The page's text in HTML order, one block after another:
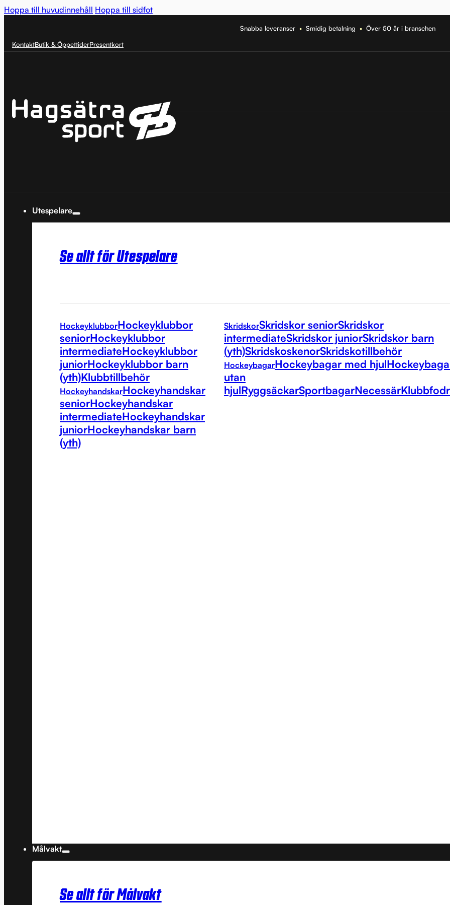
Hoppa till huvudinnehåll Hoppa till sidfot
Snabba leveranser •Smidig betalning •Över 50 år i branschen
KontaktButik & ÖppettiderPresentkort
Utespelare
Se allt för Utespelare
HockeyklubborHockeyklubbor
seniorHockeyklubbor
intermediateHockeyklubbor
juniorHockeyklubbor barn
(yth)Klubbtillbehör
HockeyhandskarHockeyhandskar
seniorHockeyhandskar
intermediateHockeyhandskar
juniorHockeyhandskar barn
(yth)
SkridskorSkridskor seniorSkridskor
intermediateSkridskor juniorSkridskor barn
(yth)SkridskoskenorSkridskotillbehör
HockeybagarHockeybagar med hjul
utan
hjulRyggsäckarSportbagarNecessär
Målvakt
Se allt för Målvakt